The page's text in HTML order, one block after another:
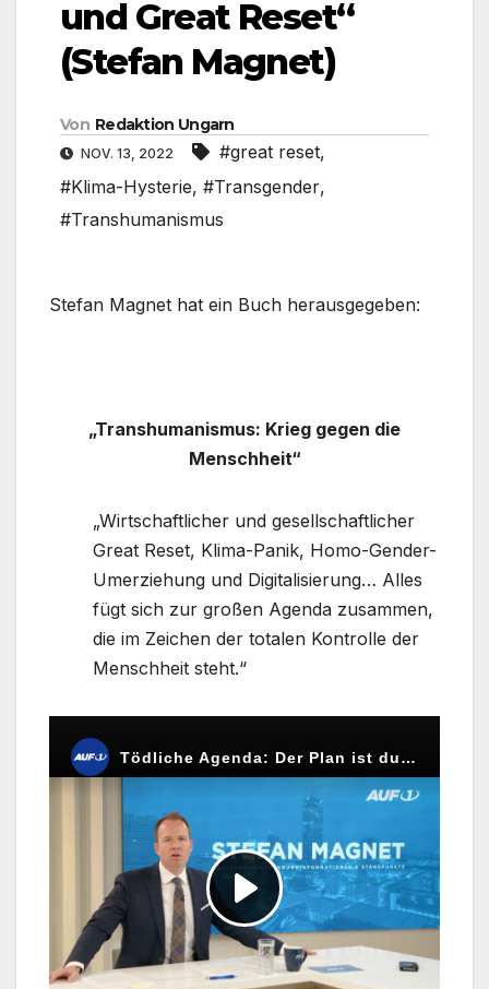
und Great Reset“
(Stefan Magnet)
Von Redaktion Ungarn
NOV. 13, 2022 #great reset,
#Klima-Hysterie, #Transgender,
#Transhumanismus
Stefan Magnet hat ein Buch herausgegeben:
„Transhumanismus: Krieg gegen die
Menschheit“
„Wirtschaftlicher und gesellschaftlicher
Great Reset, Klima-Panik, Homo-Gender-
Umerziehung und Digitalisierung… Alles
fügt sich zur großen Agenda zusammen,
die im Zeichen der totalen Kontrolle der
Menschheit steht.“